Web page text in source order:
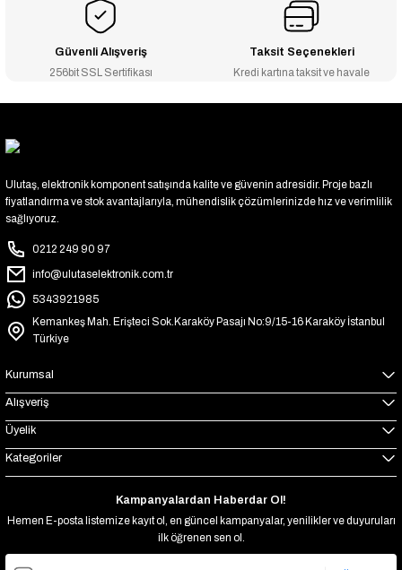
Güvenli Alışveriş
256bit SSL Sertifikası
Taksit Seçenekleri
Kredi kartına taksit ve havale
Ulutaş, elektronik komponent satışında kalite ve güvenin adresidir. Proje bazlı
fiyatlandırma ve stok avantajlarıyla, mühendislik çözümlerinizde hız ve verimlilik
sağlıyoruz.
0212 249 90 97
info@ulutaselektronik.com.tr
5343921985
Kemankeş Mah. Erişteci Sok.Karaköy Pasajı No:9/15-16 Karaköy İstanbul
Türkiye
Kurumsal
Alışveriş
Üyelik
Kategoriler
Kampanyalardan Haberdar Ol!
Hemen E-posta listemize kayıt ol, en güncel kampanyalar, yenilikler ve duyuruları
ilk öğrenen sen ol.